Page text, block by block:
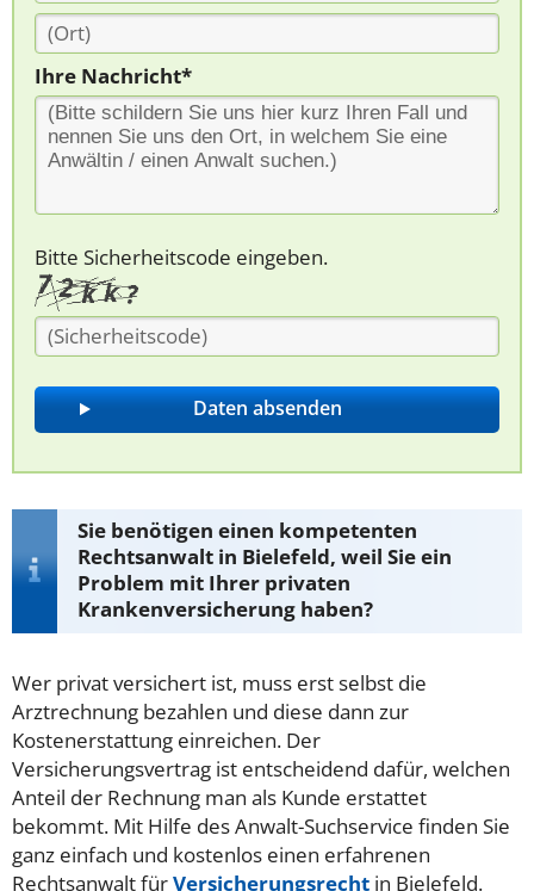
Ihre Nachricht*
Bitte Sicherheitscode eingeben.
Sie benötigen einen kompetenten
Rechtsanwalt in Bielefeld, weil Sie ein
Problem mit Ihrer privaten
Krankenversicherung haben?
Wer privat versichert ist, muss erst selbst die
Arztrechnung bezahlen und diese dann zur
Kostenerstattung einreichen. Der
Versicherungsvertrag ist entscheidend dafür, welchen
Anteil der Rechnung man als Kunde erstattet
bekommt. Mit Hilfe des Anwalt-Suchservice finden Sie
ganz einfach und kostenlos einen erfahrenen
Rechtsanwalt fürVersicherungsrecht in Bielefeld.